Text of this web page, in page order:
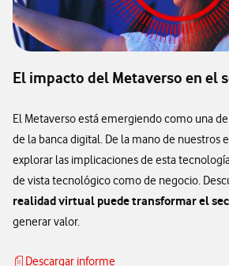
El impacto del Metaverso en el
El Metaverso está emergiendo como una
de la banca digital. De la mano de nuestros
explorar las implicaciones de esta
de vista tecnológico como de negocio.
realidad virtual puede transformar el
generar valor.
Descargar informe